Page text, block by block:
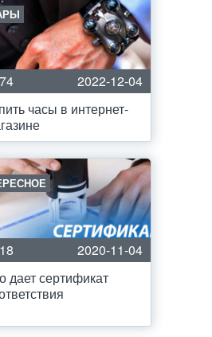
2022-12-04
часы в интернет-
2020-11-04
дает сертификат